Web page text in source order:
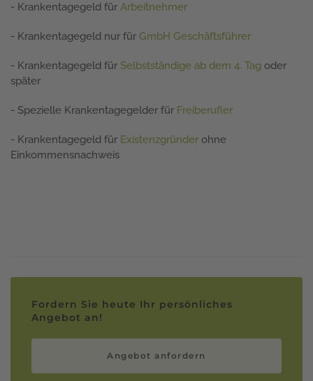
- Krankentagegeld für Arbeitnehmer
- Krankentagegeld nur für GmbH Geschäftsführer
- Krankentagegeld für Selbstständige ab dem 4. Tag oder
später
- Spezielle Krankentagegelder für Freiberufler
- Krankentagegeld für Existenzgründer ohne
Einkommensnachweis
Fordern Sie heute Ihr persönliches
Angebot an!
Angebot anfordern